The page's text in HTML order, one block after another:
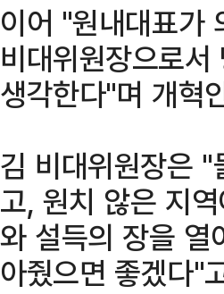
이어 "원내대표가
비대위원장으로
생각한다"며 개혁
김 비대위원장은
고, 원치 않은 지
와 설득의 장을 열
아줬으면 좋겠다"